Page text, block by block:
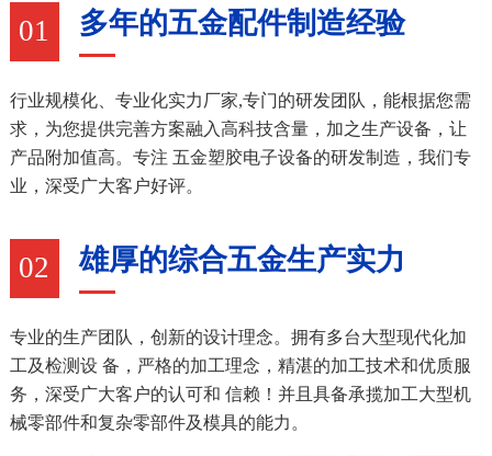
01 多年的五金配件制造经验
行业规模化、专业化实力厂家,专门的研发团队，能根据您需
求，为您提供完善方案融入高科技含量，加之生产设备，让
产品附加值高。专注 五金塑胶电子设备的研发制造，我们专
业，深受广大客户好评。
02 雄厚的综合五金生产实力
专业的生产团队，创新的设计理念。拥有多台大型现代化加
工及检测设 备，严格的加工理念，精湛的加工技术和优质服
务，深受广大客户的认可和 信赖！并且具备承揽加工大型机
械零部件和复杂零部件及模具的能力。